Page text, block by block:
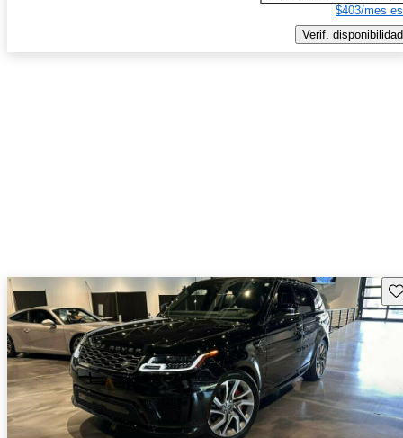
$403/mes
Verif. disponibilidad